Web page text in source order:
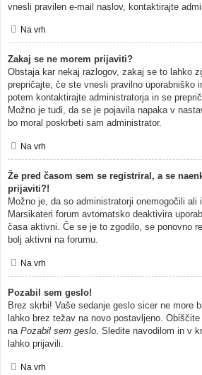
vnesli pravilen e-mail naslov, kontaktirajte
Na vrh
Zakaj se ne morem prijaviti?
Obstaja kar nekaj razlogov, zakaj se to lahko
prepričajte, če ste vnesli pravilno uporabniško
potem kontaktirajte administratorja in se
Možno je tudi, da se je pojavila napaka v
bo moral poskrbeti sam administrator.
Na vrh
Že pred časom sem se registriral, a se
prijaviti?!
Možno je, da so administratorji onemogočili ali
Marsikateri forum avtomatsko deaktivira
časa aktivni. Če se je to zgodilo, se ponovno
bolj aktivni na forumu.
Na vrh
Pozabil sem geslo!
Brez skrbi! Vaše sedanje geslo sicer ne more
lahko brez težav na novo postavljeno.
na Pozabil sem geslo. Sledite navodilom in v
lahko prijavili.
Na vrh